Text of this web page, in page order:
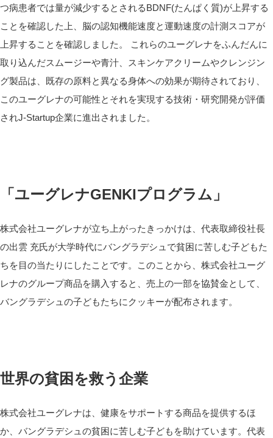
つ病患者では量が減少するとされるBDNF(たんぱく質)が上昇する
ことを確認した上、脳の認知機能速度と運動速度の計測スコアが
上昇することを確認しました。 これらのユーグレナをふんだんに
取り込んだスムージーや青汁、スキンケアクリームやクレンジン
グ製品は、既存の原料と異なる身体への効果が期待されており、
このユーグレナの可能性とそれを実現する技術・研究開発が評価
されJ-Startup企業に進出されました。
「ユーグレナGENKIプログラム」
株式会社ユーグレナが立ち上がったきっかけは、代表取締役社長
の出雲 充氏が大学時代にバングラデシュで貧困に苦しむ子どもた
ちを目の当たりにしたことです。このことから、株式会社ユーグ
レナのグループ商品を購入すると、売上の一部を協賛金として、
バングラデシュの子どもたちにクッキーが配布されます。
世界の貧困を救う企業
株式会社ユーグレナは、健康をサポートする商品を提供するほ
か、バングラデシュの貧困に苦しむ子どもを助けています。代表